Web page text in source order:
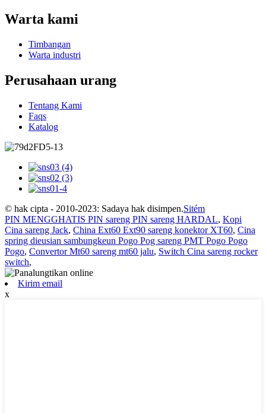
Warta kami
Timbangan
Warta industri
Perusahaan urang
Tentang Kami
Faqs
Katalog
© hak cipta - 2010-2023: Sadaya hak disimpen.Sitém
PIN MENGGHATIS ​​PIN sareng PIN sareng HARDAL, Kopi
Cina sareng Jack, China Ext60 Ext90 sareng konektor XT60, Cina
spring dieusian sambungkeun Pogo Pog sareng PMT Pogo Pogo
Pogo, Convertor Mt60 sareng mt60 jalu, Switch Cina sareng rocker
switch,
Kirim email
x